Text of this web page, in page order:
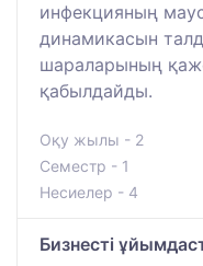
инфекцияның
динамикасын
шараларының
қабылдайды.
Оқу жылы - 2
Семестр - 1
Несиелер - 4
Бизнесті